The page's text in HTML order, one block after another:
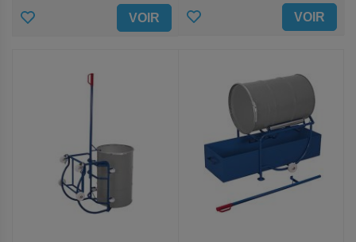
AJOUTER VOIR AJOUTER VOIR